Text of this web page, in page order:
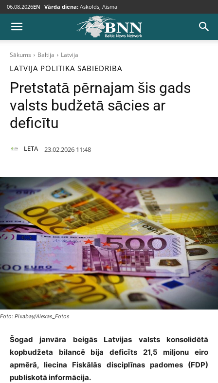
06.08.2026EN Vārda diena: Askolds, Aisma
Sākums Baltija Latvija
LATVIJA POLITIKA SABIEDRĪBA
Pretstatā pērnajam šis gads
valsts budžetā sācies ar
deficītu
LETA 23.02.2026 11:48
Foto: Pixabay/Alexas_Fotos
Šogad janvāra beigās Latvijas valsts konsolidētā
kopbudžeta bilancē bija deficīts 21,5 miljonu eiro
apmērā, liecina Fiskālās disciplīnas padomes (FDP)
publiskotā informācija.